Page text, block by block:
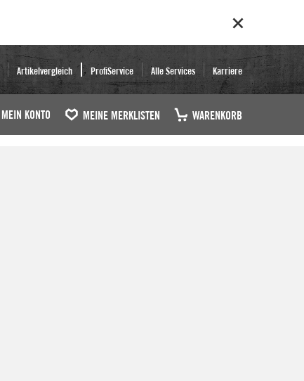
Artikelvergleich ProfiService Alle Services Karriere
MEIN KONTO MEINE MERKLISTEN WARENKORB